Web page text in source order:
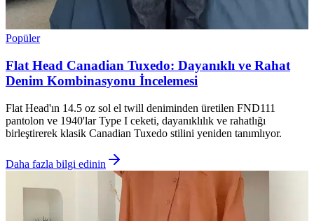
Popüler
Flat Head Canadian Tuxedo: Dayanıklı ve Rahat
Denim Kombinasyonu İncelemesi
Flat Head'ın 14.5 oz sol el twill deniminden üretilen FND111
pantolon ve 1940'lar Type I ceketi, dayanıklılık ve rahatlığı
birleştirerek klasik Canadian Tuxedo stilini yeniden tanımlıyor.
Daha fazla bilgi edinin